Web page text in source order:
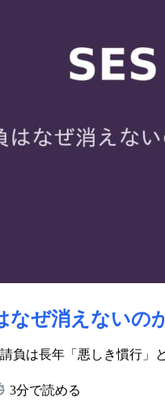
なぜ消えないの
負は長年「悪しき慣行
3分で読める